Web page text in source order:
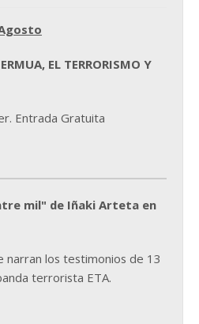
EL TERRORISMO Y
Entrada Gratuita
mil" de Iñaki Arteta en
narran los testimonios de 13
terrorista ETA.